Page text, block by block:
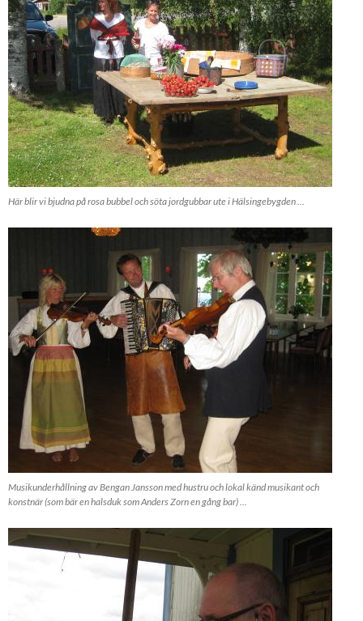
Här blir vi bjudna på rosa bubbel och söta jordgubbar ute i Hälsingebygden ...
Musikunderhållning av Bengan Jansson med hustru och lokal känd musikant och
konstnär (som bär en halsduk som Anders Zorn en gång bar) ...